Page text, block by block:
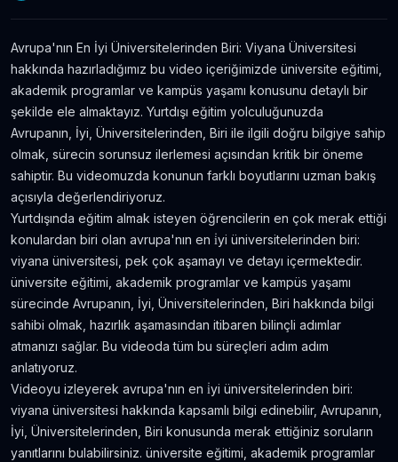
Evde Dil Öğren
İngilizce Öğrenmek için 30 Youtube Kanalı
Avustralya’da Çekilmiş 7 Efsane Film
6.403gör.neredeyse 11 yıl önce
Film ve Dizi İzleyerek İngilizce Öğrenmek
İsteyenlere Tavsiyeler
Amerika'da Teknoloji Alışverişi ve Elektronik
Eşya Fiyatları
5.636gör.neredeyse 9 yıl önce
Kanada’da İyi Para Kazandıran 10 İş
5.381gör.yaklaşık 8 yıl önce
Avrupa'nın En İyi Üniversitelerinden Biri: Viyana Üniversitesi
hakkında hazırladığımız bu video içeriğimizde üniversite eğitimi,
akademik programlar ve kampüs yaşamı konusunu detaylı bir
şekilde ele almaktayız. Yurtdışı eğitim yolculuğunuzda
Avrupanın, İyi, Üniversitelerinden, Biri ile ilgili doğru bilgiye sahip
olmak, sürecin sorunsuz ilerlemesi açısından kritik bir öneme
sahiptir. Bu videomuzda konunun farklı boyutlarını uzman bakış
açısıyla değerlendiriyoruz.
Yurtdışında eğitim almak isteyen öğrencilerin en çok merak ettiği
konulardan biri olan avrupa'nın en i̇yi üniversitelerinden biri:
viyana üniversitesi, pek çok aşamayı ve detayı içermektedir.
üniversite eğitimi, akademik programlar ve kampüs yaşamı
sürecinde Avrupanın, İyi, Üniversitelerinden, Biri hakkında bilgi
sahibi olmak, hazırlık aşamasından itibaren bilinçli adımlar
atmanızı sağlar. Bu videoda tüm bu süreçleri adım adım
anlatıyoruz.
Videoyu izleyerek avrupa'nın en i̇yi üniversitelerinden biri:
viyana üniversitesi hakkında kapsamlı bilgi edinebilir, Avrupanın,
İyi, Üniversitelerinden, Biri konusunda merak ettiğiniz soruların
yanıtlarını bulabilirsiniz. üniversite eğitimi, akademik programlar